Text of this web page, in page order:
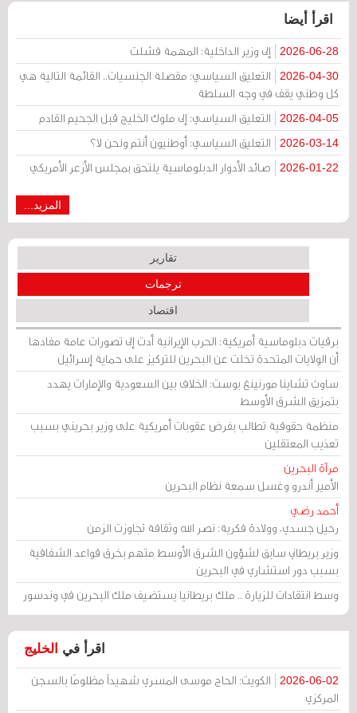
اقرأ أيضا
2026-06-28 إلى وزير الداخلية: المهمة فشلت
2026-04-30
التعليق السياسي: مقصلة الجنسيات.. القائمة التالية هي
كل وطني يقف في وجه السلطة
2026-04-05 التعليق السياسي: إلى ملوك الخليج قبل الجحيم القادم
2026-03-14 التعليق السياسي: أوطنيون أنتم ونحن لا؟
2026-01-22 صائد الأدوار الدبلوماسية يلتحق بمجلس الأزعر الأمريكي
المزيد...
تقارير
ترجمات
اقتصاد
برقيات دبلوماسية أمريكية: الحرب الإيرانية أدت إلى تصورات عامة مفادها
أن الولايات المتحدة تخلت عن البحرين للتركيز على حماية إسرائيل
ساوث تشاينا مورنينغ بوست: الخلاف بين السعودية والإمارات يهدد
بتمزيق الشرق الأوسط
منظمة حقوقية تطالب بفرض عقوبات أمريكية على وزير بحريني بسبب
تعذيب المعتقلين
مرآة البحرين
الأمير أندرو وغسل سمعة نظام البحرين
أحمد رضي
رحيل جسدي، وولادة فكرية: نصر الله وثقافة تجاوزت الزمن
وزير بريطاني سابق لشؤون الشرق الأوسط متهم بخرق قواعد الشفافية
بسبب دور استشاري في البحرين
وسط انتقادات للزيارة .. ملك بريطانيا يستضيف ملك البحرين في وندسور
اقرأ في الخليج
2026-06-02
الكويت: الحاج موسى المسري شهيداً مظلومًا بالسجن
المركزي